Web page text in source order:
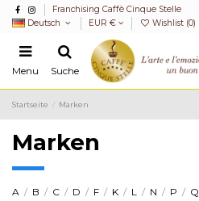
Franchising Caffè Cinque Stelle
Deutsch
EUR € Wishlist (0)
Menu Suche
Startseite Marken
Marken
A / B / C / D / F / K / L / N / P / Q